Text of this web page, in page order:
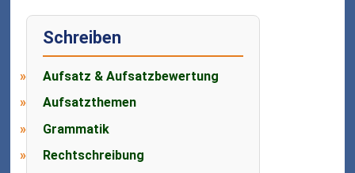
Schreiben
Aufsatz & Aufsatzbewertung
Aufsatzthemen
Grammatik
Rechtschreibung